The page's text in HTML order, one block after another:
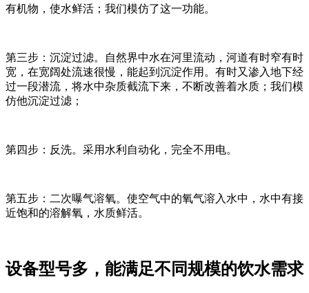
有机物，使水鲜活；我们模仿了这一功能。
第三步：沉淀过滤。自然界中水在河里流动，河道有时窄有时
宽，在宽阔处流速很慢，能起到沉淀作用。有时又渗入地下经
过一段潜流，将水中杂质截流下来，不断改善着水质；我们模
仿他沉淀过滤；
第四步：反洗。采用水利自动化，完全不用电。
第五步：二次曝气溶氧。使空气中的氧气溶入水中，水中有接
近饱和的溶解氧，水质鲜活。
设备型号多，能满足不同规模的饮水需求